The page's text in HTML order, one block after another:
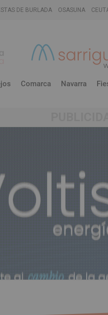
DE BURLADA OSASUNA
Comarca Navarra